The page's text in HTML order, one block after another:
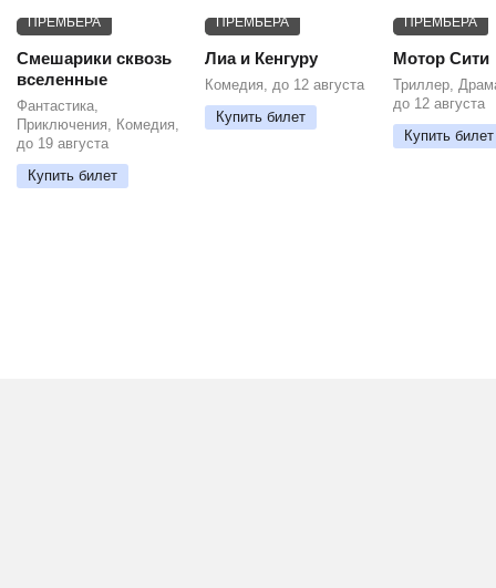
ПРЕМЬЕРА
Смешарики сквозь
вселенные
Фантастика,
Приключения, Комедия,
до 19 августа
Купить билет
ПРЕМЬЕРА
Лиа и Кенгуру
Комедия, до 12 августа
Купить билет
ПРЕМЬЕРА
Мотор Сити
Триллер,
до 12 августа
Купить билет